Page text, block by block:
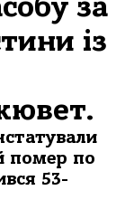
за
із
помер по
53-